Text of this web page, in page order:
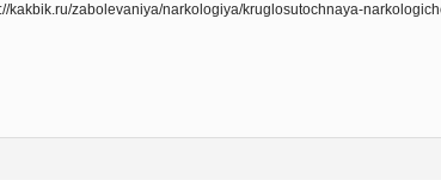
kakbik.ru/zabolevaniya/narkologiya/kruglosutochnaya-